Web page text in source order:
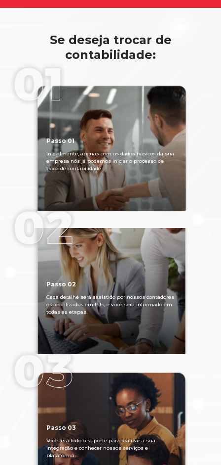
Se deseja trocar de
contabilidade:
Passo 01
Inicialmente, apenas com os dados básicos da sua
empresa nós já podemos iniciar o processo de
troca de contabilidade.
Passo 02
Cada detalhe será assistido por nossos contadores
especializados em PJs, e você será informado em
todas as etapas.
Passo 03
Você terá todo o suporte para realizar a sua
integração e conhecer nossos serviços e
plataforma.